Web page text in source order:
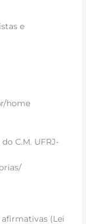
e
home
C.M. UFRJ-
afirmativas (Lei